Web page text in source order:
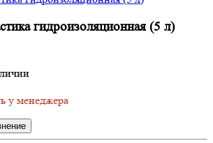
гидроизоляционная (5 л)
у менеджера